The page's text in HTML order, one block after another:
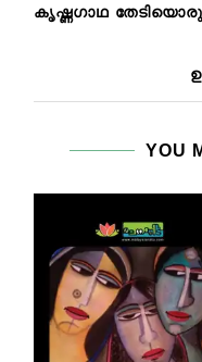
കൃഷ്ണഗാഥ തേടിയൊരു
YOU